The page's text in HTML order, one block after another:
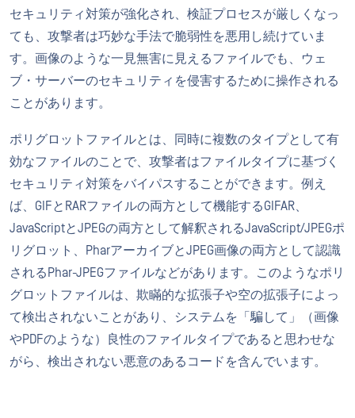
セキュリティ対策が強化され、検証プロセスが厳しくなっ
ても、攻撃者は巧妙な手法で脆弱性を悪用し続けていま
す。画像のような一見無害に見えるファイルでも、ウェ
ブ・サーバーのセキュリティを侵害するために操作される
ことがあります。
ポリグロットファイルとは、同時に複数のタイプとして有
効なファイルのことで、攻撃者はファイルタイプに基づく
セキュリティ対策をバイパスすることができます。例え
ば、GIFとRARファイルの両方として機能するGIFAR、
JavaScriptとJPEGの両方として解釈されるJavaScript/JPEGポ
リグロット、PharアーカイブとJPEG画像の両方として認識
されるPhar-JPEGファイルなどがあります。このようなポリ
グロットファイルは、欺瞞的な拡張子や空の拡張子によっ
て検出されないことがあり、システムを「騙して」（画像
やPDFのような）良性のファイルタイプであると思わせな
がら、検出されない悪意のあるコードを含んでいます。